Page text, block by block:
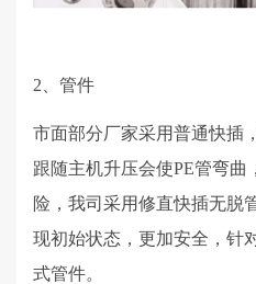
2、管件
市面部分厂家采用普通快插，
跟随主机升压会使PE管弯曲
险，我司采用修直快插无脱
现初始状态，更加安全，针
式管件。